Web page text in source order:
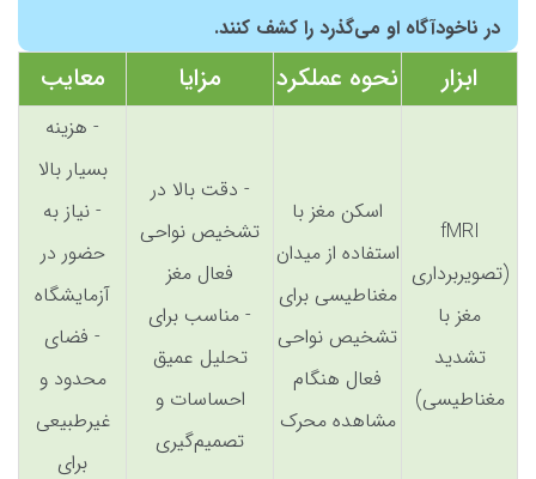
در ناخودآگاه او می‌گذرد را کشف کنند.
ابزار نحوه عملکرد مزایا معایب
fMRI
(تصویربرداری
مغز با
تشدید
مغناطیسی)
اسکن مغز با
استفاده از میدان
مغناطیسی برای
تشخیص نواحی
فعال هنگام
مشاهده محرک
- دقت بالا در
تشخیص نواحی
فعال مغز
- مناسب برای
تحلیل عمیق
احساسات و
تصمیم‌گیری
- هزینه
بسیار بالا
- نیاز به
حضور در
آزمایشگاه
- فضای
محدود و
غیرطبیعی
برای